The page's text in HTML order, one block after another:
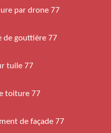
par drone 77
de gouttière 77
tuile 77
toiture 77
de façade 77